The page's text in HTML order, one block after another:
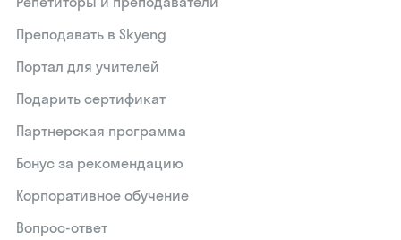
Преподавать в Skyeng
Портал для учителей
Подарить сертификат
Партнерская программа
Бонус за рекомендацию
Корпоративное обучение
Вопрос-ответ